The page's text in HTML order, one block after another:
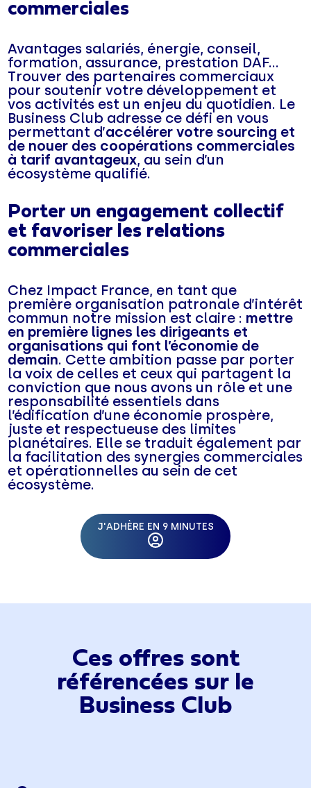
commerciales
Avantages salariés, énergie, conseil,
formation, assurance, prestation DAF...
Trouver des partenaires commerciaux
pour soutenir votre développement et
vos activités est un enjeu du quotidien. Le
Business Club adresse ce défi en vous
permettant d’accélérer votre sourcing et
de nouer des coopérations commerciales
à tarif avantageux, au sein d’un
écosystème qualifié.
Porter un engagement collectif
et favoriser les relations
commerciales
Chez Impact France, en tant que
première organisation patronale d’intérêt
commun notre mission est claire : mettre
en première lignes les dirigeants et
organisations qui font l’économie de
demain. Cette ambition passe par porter
la voix de celles et ceux qui partagent la
conviction que nous avons un rôle et une
responsabilité essentiels dans
l’édification d’une économie prospère,
juste et respectueuse des limites
planétaires. Elle se traduit également par
la facilitation des synergies commerciales
et opérationnelles au sein de cet
écosystème.
J'ADHÈRE EN 9 MINUTES
Ces offres sont
référencées sur le
Business Club